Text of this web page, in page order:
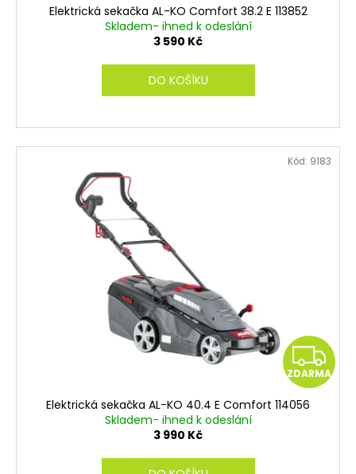
A
Elektrická sekačka AL-KO Comfort 38.2 E 113852
Skladem- ihned k odeslání
3 590 Kč
DO KOŠÍKU
Z
D
ZDARMA
Elektrická sekačka AL-KO 40.4 E Comfort 114056
Skladem- ihned k odeslání
3 990 Kč
Kód: 9183